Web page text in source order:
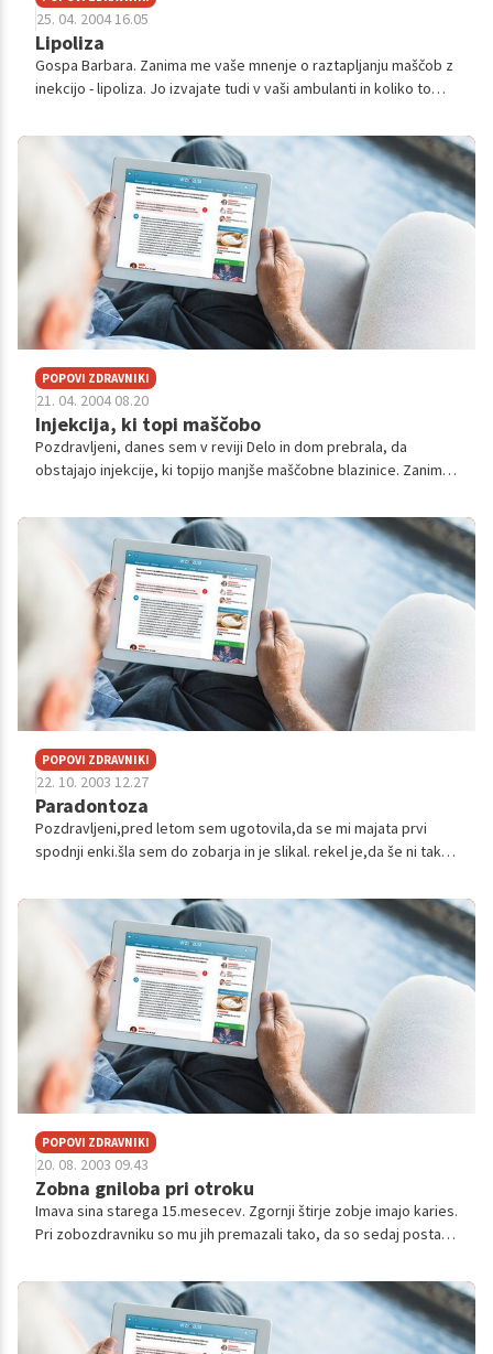
25. 04. 2004 16.05
Lipoliza
Gospa Barbara. Zanima me vaše mnenje o raztapljanju maščob z
inekcijo - lipoliza. Jo izvajate tudi v vaši ambulanti in koliko to
POPOVI ZDRAVNIKI
21. 04. 2004 08.20
Injekcija, ki topi maščobo
Pozdravljeni, danes sem v reviji Delo in dom prebrala, da
obstajajo injekcije, ki topijo manjše maščobne blazinice. Zanima
Hvala in lep d...
POPOVI ZDRAVNIKI
22. 10. 2003 12.27
Paradontoza
Pozdravljeni,pred letom sem ugotovila,da se mi majata prvi
spodnji enki.šla sem do zobarja in je slikal. rekel je,da še ni tako
oglasim čez p...
POPOVI ZDRAVNIKI
20. 08. 2003 09.43
Zobna gniloba pri otroku
Imava sina starega 15.mesecev. Zgornji štirje zobje imajo karies.
Pri zobozdravniku so mu jih premazali tako, da so sedaj postali
Otro...